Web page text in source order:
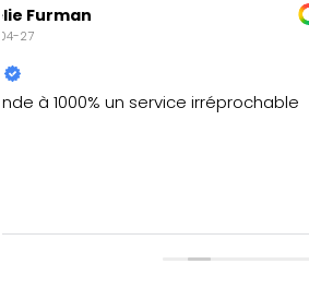
AB car bravo pour votre